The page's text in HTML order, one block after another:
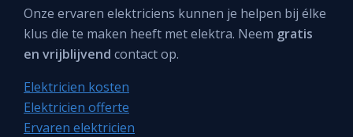
Onze ervaren elektriciens kunnen je helpen bij élke
klus die te maken heeft met elektra. Neem gratis
en vrijblijvend contact op.
Elektricien kosten
Elektricien offerte
Ervaren elektricien